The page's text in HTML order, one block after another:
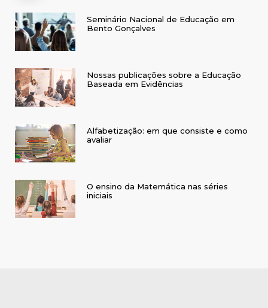
Seminário Nacional de Educação em
Bento Gonçalves
Nossas publicações sobre a Educação
Baseada em Evidências
Alfabetização: em que consiste e como
avaliar
O ensino da Matemática nas séries
iniciais